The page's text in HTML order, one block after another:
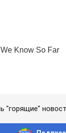
"горящие"